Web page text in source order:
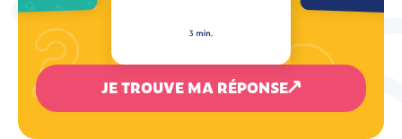
JE TROUVE MA RÉPONSE